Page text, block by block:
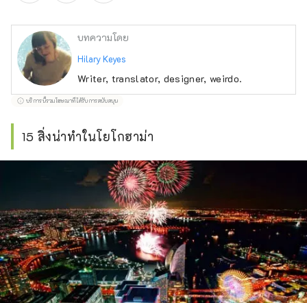
บทความโดย
Hilary Keyes
Writer, translator, designer, weirdo.
บริการนี้รวมโฆษณาที่ได้รับการสนับสนุน
15 สิ่งน่าทำในโยโกฮาม่า